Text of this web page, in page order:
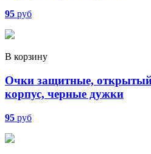
95 руб
В корзину
Очки защитные,
корпус, черные дужки
95 руб